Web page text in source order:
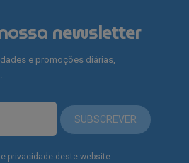
newsletter
e promoções diárias,
SUBSCREVER
privacidade deste website.